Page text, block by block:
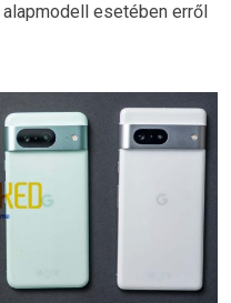
esetében erről